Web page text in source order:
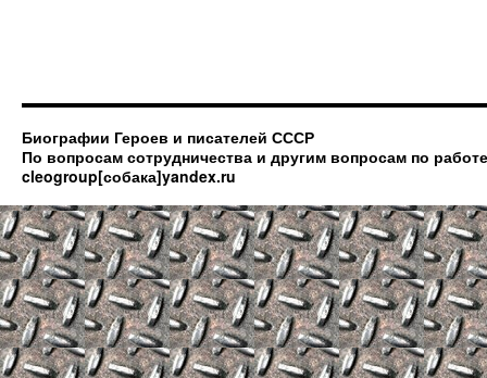
Биографии Героев и писателей СССР
По вопросам сотрудничества и другим вопросам по
cleogroup[собака]yandex.ru